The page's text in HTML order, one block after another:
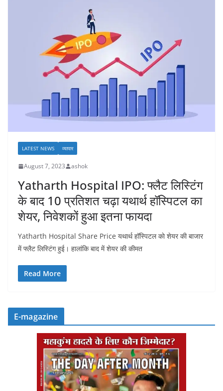
LATEST NEWS व्यापार
August 7, 2023 ashok
Yatharth Hospital IPO: फ्लैट लिस्टिंग
के बाद 10 प्रतिशत चढ़ा यथार्थ हॉस्पिटल का
शेयर, निवेशकों हुआ इतना फायदा
Yatharth Hospital Share Price यथार्थ हॉस्पिटल काे शेयर की बाजार
में फ्लैट लिस्टिंग हुई। हालांकि बाद में शेयर की कीमत
Read More
E-magazine